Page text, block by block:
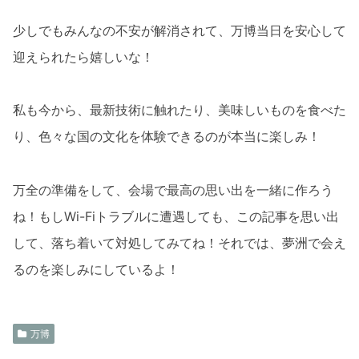
少しでもみんなの不安が解消されて、万博当日を安心して
迎えられたら嬉しいな！
私も今から、最新技術に触れたり、美味しいものを食べた
り、色々な国の文化を体験できるのが本当に楽しみ！
万全の準備をして、会場で最高の思い出を一緒に作ろう
ね！もしWi-Fiトラブルに遭遇しても、この記事を思い出
して、落ち着いて対処してみてね！それでは、夢洲で会え
るのを楽しみにしているよ！
万博